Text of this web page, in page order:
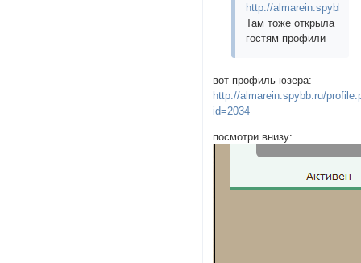
http://almarein.spybb.ru/
Там тоже открыла
гостям профили
вот профиль юзера:
http://almarein.spybb.ru/
id=2034
посмотри внизу: